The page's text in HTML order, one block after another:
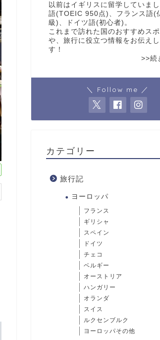
以前はイギリスに留学していま
語(TOEIC 950点)、フランス語(
級)、ドイツ語(初心者)。
これまで訪れた国のおすすめスポ
や、旅行に役立つ情報をお伝えし
す！
>>続
＼ Follow me ／
カテゴリー
旅行記
ヨーロッパ
フランス
ギリシャ
スペイン
ドイツ
チェコ
ベルギー
オーストリア
ハンガリー
オランダ
スイス
ルクセンブルク
ヨーロッパその他